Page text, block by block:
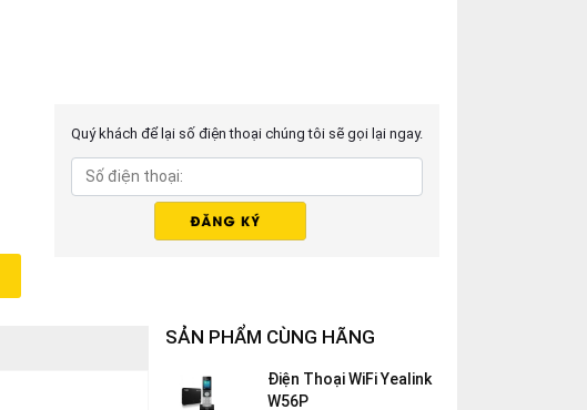
Quý khách để lại số điện thoại chúng tôi sẽ gọi lại ngay.
SẢN PHẨM CÙNG HÃNG
Điện Thoại WiFi Yealink
W56P